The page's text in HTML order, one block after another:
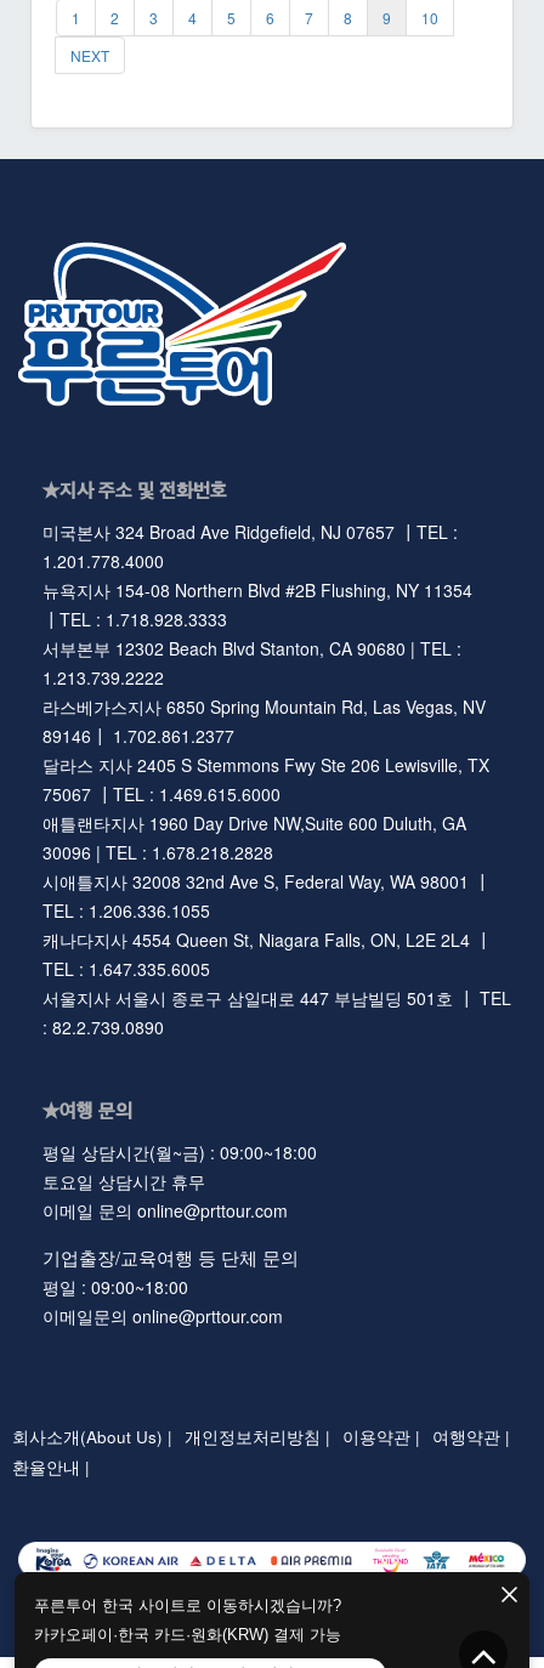
1 2 3 4 5 6 7 8 9
10
NEXT
푸른투어 한국 사이트로 이동하시겠습니까?
카카오페이·한국 카드·원화(KRW) 결제 가능
★지사 주소 및 전화번호
미국본사 324 Broad Ave Ridgefield, NJ 07657 ┃TEL :
1.201.778.4000
뉴욕지사 154-08 Northern Blvd #2B Flushing, NY 11354
┃TEL : 1.718.928.3333
서부본부 12302 Beach Blvd Stanton, CA 90680 | TEL :
1.213.739.2222
라스베가스지사 6850 Spring Mountain Rd, Las Vegas, NV
89146┃ 1.702.861.2377
달라스 지사 2405 S Stemmons Fwy Ste 206 Lewisville, TX
75067 ┃TEL : 1.469.615.6000
애틀랜타지사 1960 Day Drive NW,Suite 600 Duluth, GA
30096 | TEL : 1.678.218.2828
시애틀지사 32008 32nd Ave S, Federal Way, WA 98001 ┃
TEL : 1.206.336.1055
캐나다지사 4554 Queen St, Niagara Falls, ON, L2E 2L4 ┃
TEL : 1.647.335.6005
서울지사 서울시 종로구 삼일대로 447 부남빌딩 501호 ┃ TEL
: 82.2.739.0890
★여행 문의
평일 상담시간(월~금) : 09:00~18:00
토요일 상담시간 휴무
이메일 문의 online@prttour.com
기업출장/교육여행 등 단체 문의
평일 : 09:00~18:00
이메일문의 online@prttour.com
회사소개(About Us) | 개인정보처리방침 | 이용약관 |
여행약관 |
환율안내 |